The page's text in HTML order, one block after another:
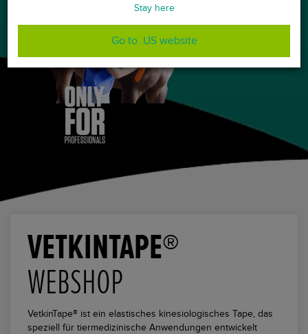
VETKINTAPE®
WEBSHOP
VetkinTape® ist ein elastisches kinesiologisches Tape, das
speziell für tiermedizinische Anwendungen entwickelt
Stay here
Go to .US website